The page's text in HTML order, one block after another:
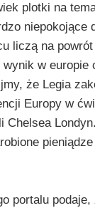
plotki na
niepokojące
liczą na
w europie
że Legia
Europy w
Chelsea
portalu podaje,